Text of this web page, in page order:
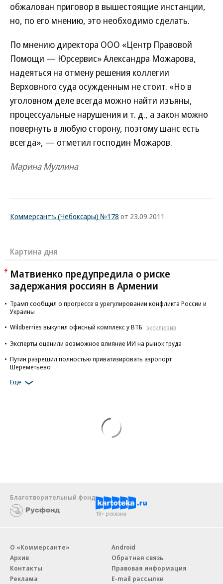
обжалован приговор в вышестоящие инстанции,
но, по его мнению, это необходимо сделать.
По мнению директора ООО «Центр Правовой
Помощи — Юрсервис» Александра Можарова,
надеяться на отмену решения коллегии
Верховного суда осужденным не стоит. «Но в
уголовном деле всегда можно найти изъяны,
процессуальные нарушения и т. д., а закон можно
повернуть в любую сторону, поэтому шанс есть
всегда», — отметил господин Можаров.
Марина Муллина
Коммерсантъ (Чебоксары) №178 от 23.09.2011
Картина дня
Матвиенко предупредила о риске
задержания россиян в Армении
Трамп сообщил о прогрессе в урегулировании конфликта России и
Украины
Wildberries выкупил офисный комплекс у ВТБ
ЭКСКЛЮЗИВ
Эксперты оценили возможное влияние ИИ на рынок труда
Путин разрешил полностью приватизировать аэропорт
Шереметьево
Еще
Благотворительный фонд
18+ реклама
О «Коммерсанте»
Архив
Контакты
Реклама
Android
Обратная связь
Правовая информация
E-mail рассылки